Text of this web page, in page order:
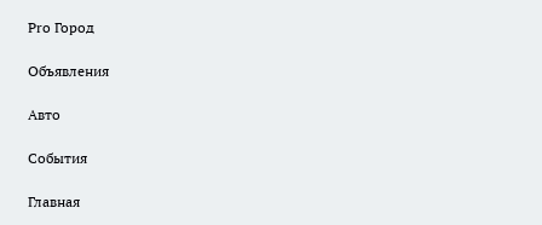
Pro Город
Объявления
Авто
События
Главная